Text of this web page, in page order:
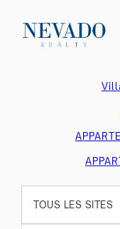
TOUS LES SITES